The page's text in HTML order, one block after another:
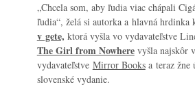
„Chcela som, aby ľudia viac chápali
ľudia“, želá si autorka a hlavná hrdinka
v gete, ktorá vyšla vo vydavateľstve
The Girl from Nowherevyšla najskôr
vydavateľstve Mirror Booksa teraz žne
slovenské vydanie.